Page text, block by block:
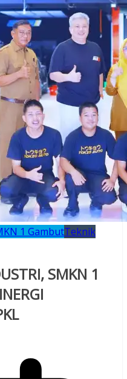
1 GambutTeknik
SMKN 1